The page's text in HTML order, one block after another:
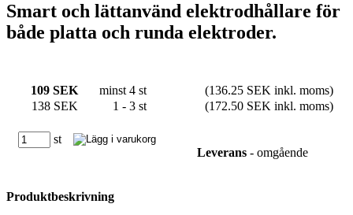
Smart och lättanvänd elektrodhållare för
både platta och runda elektroder.
109 SEK minst 4 st
(136.25 SEK inkl. moms)
138 SEK
1 - 3 st (172.50 SEK inkl. moms)
st
Leverans - omgående
Produktbeskrivning